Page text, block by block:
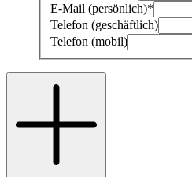
E-Mail (persönlich)*
Telefon (geschäftlich)
Telefon (mobil)